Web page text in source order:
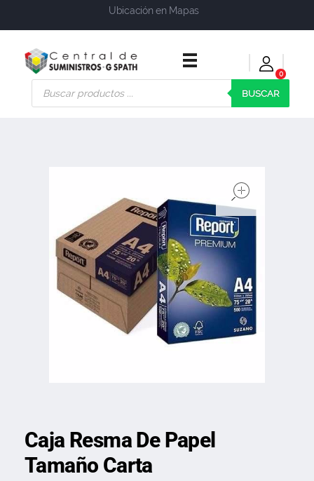
Ubicación en Mapas
Central de Suministros Gspath
Suministros y soluciones integrales para su empresa o negocio
0
BUSCAR
Caja Resma De Papel
Tamaño Carta